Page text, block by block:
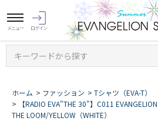
キーワードから探す
ホーム > ファッション > Tシャツ（EVA-T）
>
【RADIO EVA"THE 30"】C011
THE LOOM/YELLOW（WHITE）